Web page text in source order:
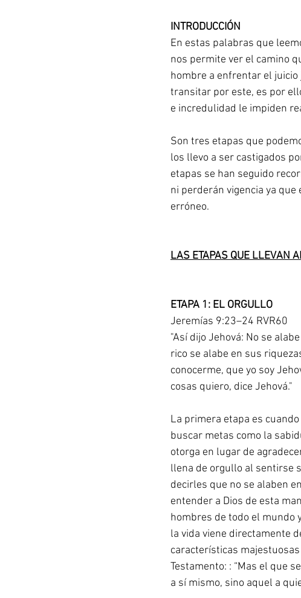
INTRODUCCIÓN
En estas palabras que
nos permite ver el camino
hombre a enfrentar el
transitar por este, es por
e incredulidad le impiden
Son tres etapas que
los llevo a ser castigados
etapas se han seguido
ni perderán vigencia ya
erróneo.
LAS ETAPAS QUE LLEVAN
ETAPA 1: EL ORGULLO
Jeremías 9:23–24 RVR60
"Así dijo Jehová: No se
rico se alabe en sus
conocerme, que yo soy
cosas quiero, dice Jehová."
La primera etapa es
buscar metas como la
otorga en lugar de
llena de orgullo al sentirse
decirles que no se alaben
entender a Dios de esta
hombres de todo el mundo
la vida viene directamente
características
Testamento: : “Mas el que
a sí mismo, sino aquel a